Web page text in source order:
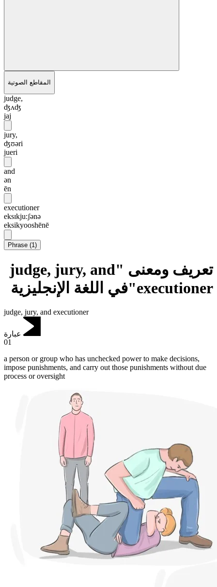
المقاطع الصوتية
judge,
ʤʌʤ
jaj
jury,
ʤʊəri
jueri
and
ən
ēn
executioner
eksɪkju:ʃənə
eksikyooshēnē
Phrase (1)
تعريف ومعنى "judge, jury, and
executioner"في اللغة الإنجليزية
judge, jury, and executioner
عبارة
01
a person or group who has unchecked power to make decisions,
impose punishments, and carry out those punishments without due
process or oversight